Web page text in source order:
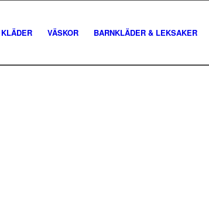
KLÄDER VÄSKOR BARNKLÄDER & LEKSAKER